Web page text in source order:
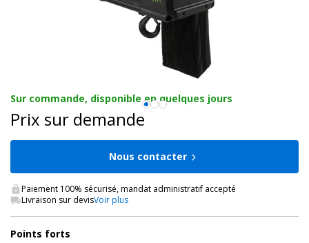
Sur commande, disponible en quelques jours
Prix sur demande
Nous contacter
Paiement 100% sécurisé, mandat administratif accepté
Livraison sur devisVoir plus
Points forts